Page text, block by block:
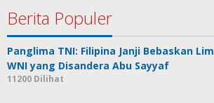
Berita Populer
Panglima TNI: Filipina Janji Bebaskan
WNI yang Disandera Abu Sayyaf
11200 Dilihat